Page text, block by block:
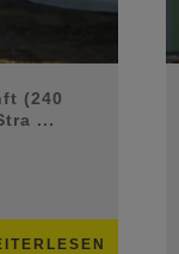
(240
...